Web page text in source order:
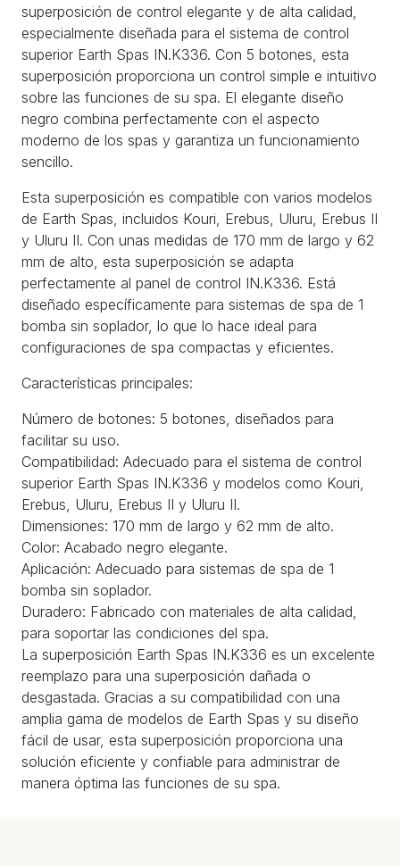
superposición de control elegante y de alta calidad,
especialmente diseñada para el sistema de control
superior Earth Spas IN.K336. Con 5 botones, esta
superposición proporciona un control simple e intuitivo
sobre las funciones de su spa. El elegante diseño
negro combina perfectamente con el aspecto
moderno de los spas y garantiza un funcionamiento
sencillo.
Esta superposición es compatible con varios modelos
de Earth Spas, incluidos Kouri, Erebus, Uluru, Erebus II
y Uluru II. Con unas medidas de 170 mm de largo y 62
mm de alto, esta superposición se adapta
perfectamente al panel de control IN.K336. Está
diseñado específicamente para sistemas de spa de 1
bomba sin soplador, lo que lo hace ideal para
configuraciones de spa compactas y eficientes.
Características principales:
Número de botones: 5 botones, diseñados para
facilitar su uso.
Compatibilidad: Adecuado para el sistema de control
superior Earth Spas IN.K336 y modelos como Kouri,
Erebus, Uluru, Erebus II y Uluru II.
Dimensiones: 170 mm de largo y 62 mm de alto.
Color: Acabado negro elegante.
Aplicación: Adecuado para sistemas de spa de 1
bomba sin soplador.
Duradero: Fabricado con materiales de alta calidad,
para soportar las condiciones del spa.
La superposición Earth Spas IN.K336 es un excelente
reemplazo para una superposición dañada o
desgastada. Gracias a su compatibilidad con una
amplia gama de modelos de Earth Spas y su diseño
fácil de usar, esta superposición proporciona una
solución eficiente y confiable para administrar de
manera óptima las funciones de su spa.